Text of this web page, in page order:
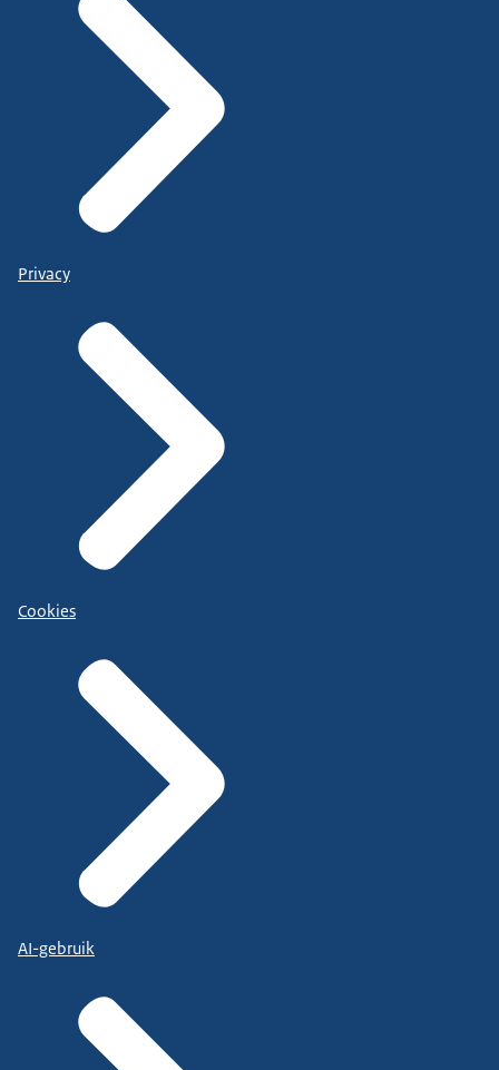
Privacy
Cookies
AI-gebruik